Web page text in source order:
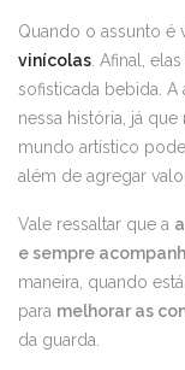
Quando o assunto é
vinícolas . Afinal,
sofisticada bebida.
nessa história, já
mundo artístico
além de agregar
Vale ressaltar que a
e sempre
maneira, quando
para melhorar as
da guarda.